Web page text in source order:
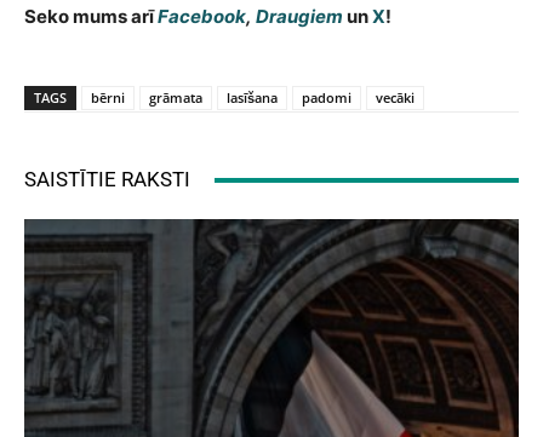
Seko mums arīFacebook, Draugiem unX!
TAGS bērni grāmata lasīšana padomi vecāki
SAISTĪTIE RAKSTI